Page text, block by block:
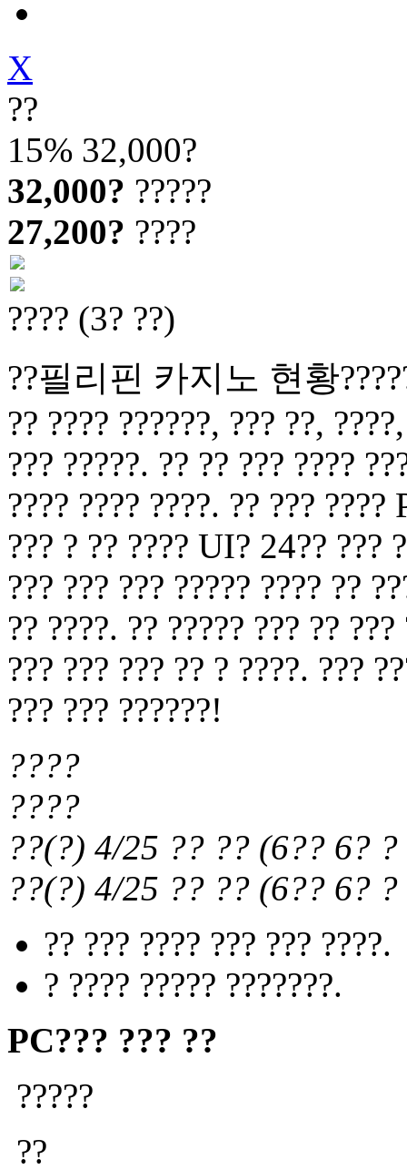
X
??
15% 32,000?
32,000? ?????
27,200? ????
???? (3? ??)
??필리핀 카지노 현황
?? ???? ??????, ??? ??,
??? ?????. ?? ?? ??? ????
???? ???? ????. ?? ??? ????
??? ? ?? ???? UI? 24?? ???
??? ??? ??? ????? ???? ??
?? ????. ?? ????? ??? ??
??? ??? ??? ?? ? ????. ???
??? ??? ??????!
????
????
??(?) 4/25 ?? ?? (6?? 6?
??(?) 4/25 ?? ?? (6?? 6?
?? ??? ???? ??? ??? ????.
? ???? ????? ???????.
PC??? ??? ??
?????
??